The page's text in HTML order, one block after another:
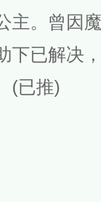
主。曾因
下已解决
(已推)